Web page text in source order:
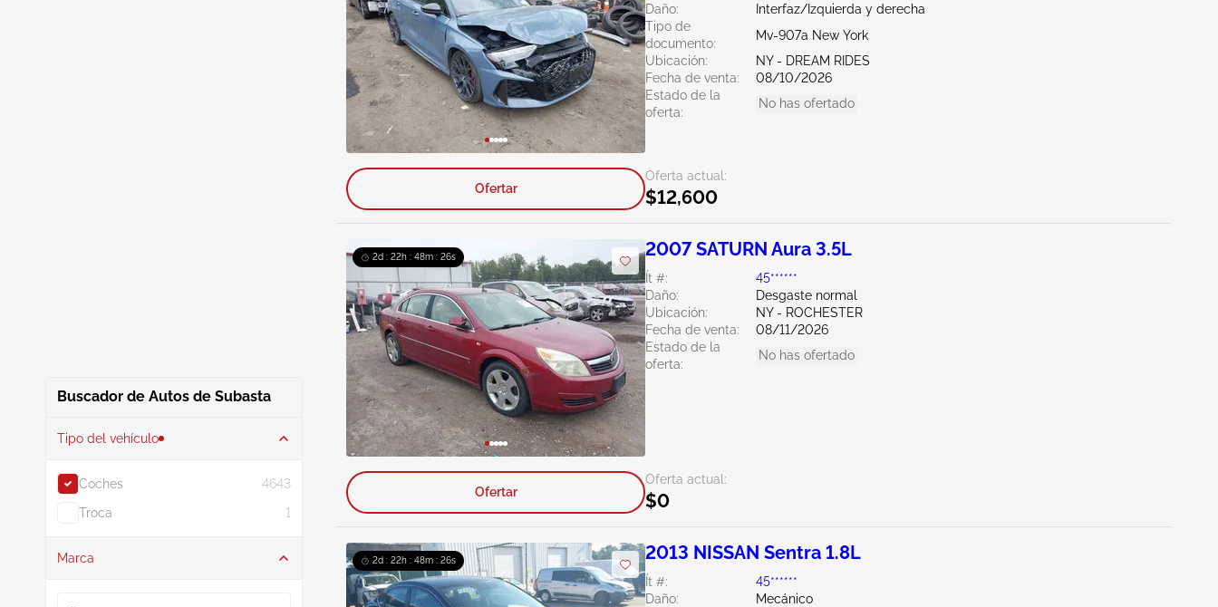
Buscador de Autos de Subasta
Tipo del vehículo
Coches
4643
Troca
1
Marca
Daño:
Interfaz/Izquierda y derecha
Tipo de
documento:
Mv-907a New York
Ubicación:
NY - DREAM RIDES
Fecha de venta:
08/10/2026
Estado de la
oferta:
No has ofertado
Oferta actual:
$12,600
Ofertar
2d : 22h : 48m : 25s 2007 SATURN Aura 3.5L
Ít #:
45******
Daño:
Desgaste normal
Ubicación:
NY - ROCHESTER
Fecha de venta:
08/11/2026
Estado de la
oferta:
No has ofertado
Oferta actual:
$0
Ofertar
2d : 22h : 48m : 25s 2013 NISSAN Sentra 1.8L
Ít #:
45******
Daño:
Mecánico